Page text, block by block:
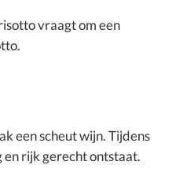
vraagt om een
een scheut wijn. Tijdens
en rijk gerecht ontstaat.